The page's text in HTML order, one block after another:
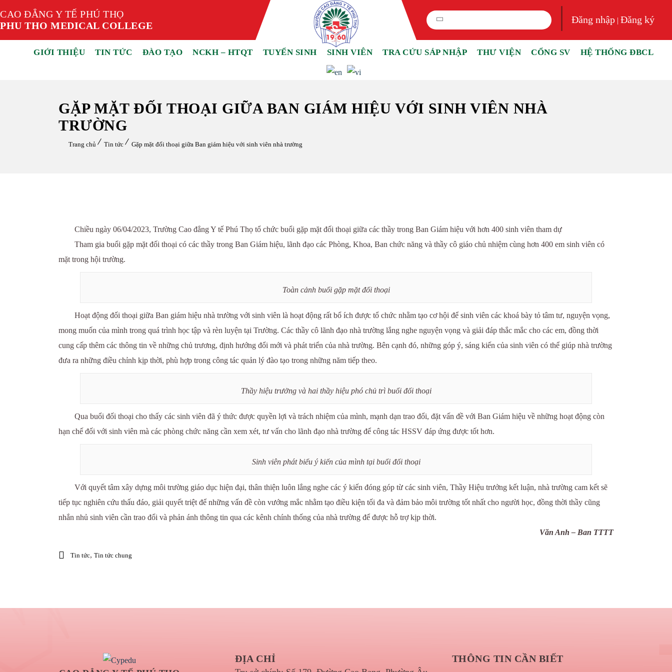
CAO ĐẲNG Y TẾ PHÚ THỌ
PHU THO MEDICAL COLLEGE
Đăng nhập |Đăng ký
GIỚI THIỆU TIN TỨC ĐÀO TẠO NCKH – HTQT TUYỂN SINH SINH VIÊN TRA CỨU SÁP NHẬP THƯ VIỆN CỔNG SV HỆ THỐNG ĐBCL
GẶP MẶT ĐỐI THOẠI GIỮA BAN GIÁM HIỆU VỚI SINH VIÊN NHÀ
TRƯỜNG
Trang chủ Tin tức Gặp mặt đối thoại giữa Ban giám hiệu với sinh viên nhà trường
Chiều ngày 06/04/2023, Trường Cao đẳng Y tế Phú Thọ tổ chức buổi gặp mặt đối thoại giữa các thầy trong Ban Giám hiệu với hơn 400 sinh viên tham dự
Tham gia buổi gặp mặt đối thoại có các thầy trong Ban Giám hiệu, lãnh đạo các Phòng, Khoa, Ban chức năng và thầy cô giáo chủ nhiệm cùng hơn 400 em sinh viên có
mặt trong hội trường.
Toàn cảnh buổi gặp mặt đối thoại
Hoạt động đối thoại giữa Ban giám hiệu nhà trường với sinh viên là hoạt động rất bổ ích được tổ chức nhằm tạo cơ hội để sinh viên các khoá bày tỏ tâm tư, nguyện vọng,
mong muốn của mình trong quá trình học tập và rèn luyện tại Trường. Các thầy cô lãnh đạo nhà trường lắng nghe nguyện vọng và giải đáp thắc mắc cho các em, đồng thời
cung cấp thêm các thông tin về những chủ trương, định hướng đổi mới và phát triển của nhà trường. Bên cạnh đó, những góp ý, sáng kiến của sinh viên có thể giúp nhà trường
đưa ra những điều chỉnh kịp thời, phù hợp trong công tác quản lý đào tạo trong những năm tiếp theo.
Thầy hiệu trưởng và hai thầy hiệu phó chủ trì buổi đối thoại
Qua buổi đối thoại cho thấy các sinh viên đã ý thức được quyền lợi và trách nhiệm của mình, mạnh dạn trao đổi, đặt vấn đề với Ban Giám hiệu về những hoạt động còn
hạn chế đối với sinh viên mà các phòng chức năng cần xem xét, tư vấn cho lãnh đạo nhà trường để công tác HSSV đáp ứng được tốt hơn.
Sinh viên phát biểu ý kiến của mình tại buổi đối thoại
Với quyết tâm xây dựng môi trường giáo dục hiện đại, thân thiện luôn lắng nghe các ý kiến đóng góp từ các sinh viên, Thầy Hiệu trưởng kết luận, nhà trường cam kết sẽ
tiếp tục nghiên cứu thấu đáo, giải quyết triệt để những vấn đề còn vướng mắc nhằm tạo điều kiện tối đa và đảm bảo môi trường tốt nhất cho người học, đồng thời thầy cũng
nhắn nhủ sinh viên cần trao đổi và phản ánh thông tin qua các kênh chính thống của nhà trường để được hỗ trợ kịp thời.
Văn Anh – Ban TTTT
Tin tức, Tin tức chung
ĐỊA CHỈ THÔNG TIN CẦN BIẾT